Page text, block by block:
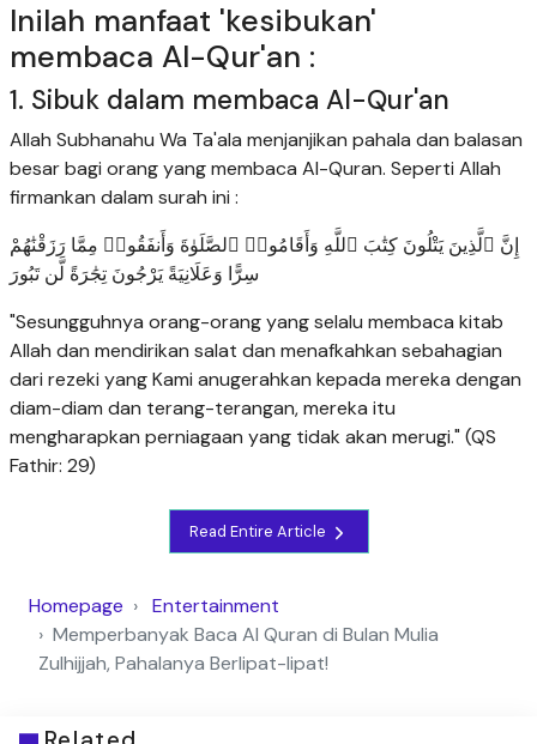
Inilah manfaat 'kesibukan'
membaca Al-Qur'an :
1. Sibuk dalam membaca Al-Qur'an
Allah Subhanahu Wa Ta'ala menjanjikan pahala dan balasan
besar bagi orang yang membaca Al-Quran. Seperti Allah
firmankan dalam surah ini :
إِنَّ ٱلَّذِينَ يَتْلُونَ كِتَٰبَ ٱللَّهِ وَأَقَامُوا۟ ٱلصَّلَوٰةَ وَأَنفَقُوا۟ مِمَّا رَزَقْنَٰهُمْ
سِرًّا وَعَلَانِيَةً يَرْجُونَ تِجَٰرَةً لَّن تَبُورَ
"Sesungguhnya orang-orang yang selalu membaca kitab
Allah dan mendirikan salat dan menafkahkan sebahagian
dari rezeki yang Kami anugerahkan kepada mereka dengan
diam-diam dan terang-terangan, mereka itu
mengharapkan perniagaan yang tidak akan merugi." (QS
Fathir: 29)
Read Entire Article
Homepage
Entertainment
Memperbanyak Baca Al Quran di Bulan Mulia
Zulhijjah, Pahalanya Berlipat-lipat!